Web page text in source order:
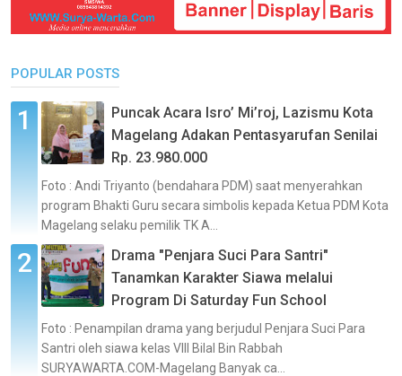
POPULAR POSTS
Puncak Acara Isro’ Mi’roj, Lazismu Kota
Magelang Adakan Pentasyarufan Senilai
Rp. 23.980.000
Foto : Andi Triyanto (bendahara PDM) saat menyerahkan
program Bhakti Guru secara simbolis kepada Ketua PDM Kota
Magelang selaku pemilik TK A...
Drama "Penjara Suci Para Santri"
Tanamkan Karakter Siawa melalui
Program Di Saturday Fun School
Foto : Penampilan drama yang berjudul Penjara Suci Para
Santri oleh siawa kelas VIII Bilal Bin Rabbah
SURYAWARTA.COM-Magelang Banyak ca...